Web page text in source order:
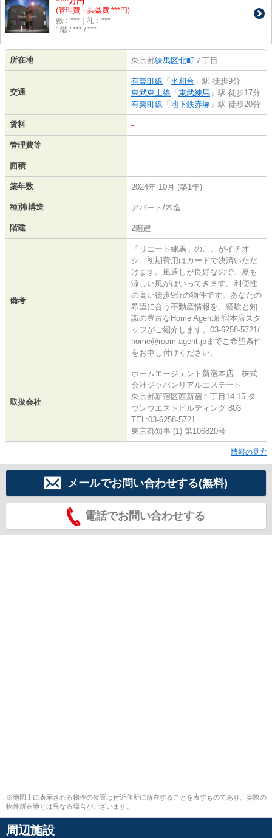
(管理費・共益費 ***円)
敷：***｜礼：***
1階 / *** / ***
所在地 東京都練馬区北町 ７丁目
交通
有楽町線 「 平和台 」駅 徒歩9分
東武東上線 「 東武練馬 」駅 徒歩17分
有楽町線 「 地下鉄赤塚 」駅 徒歩20分
賃料 -
管理費等 -
面積 -
築年数 2024年 10月 (築1年)
種別/構造 アパート/木造
階建 2階建
備考
「リエート練馬」のここがイチオ
シ。初期費用はカードで決済いただ
けます。風通しが良好なので、夏も
涼しい風がはいってきます。利便性
の高い徒歩9分の物件です。あなたの
希望に合う不動産情報を、経験と知
識の豊富なHome Agent新宿本店スタ
ッフがご紹介します。03-6258-5721/
home@room-agent.jpまでご希望条件
をお申し付けください。
取扱会社
ホームエージェント新宿本店 株式
会社ジャパンリアルエステート
東京都新宿区西新宿１丁目14-15 タ
ウンウエストビルディング 803
TEL:03-6258-5721
東京都知事 (1) 第106820号
情報の見方
メールでお問い合わせする(無料)
電話でお問い合わせする
※地図上に表示される物件の位置は付近住所に所在することを表すものであり、実際の
物件所在地とは異なる場合がございます。
周辺施設